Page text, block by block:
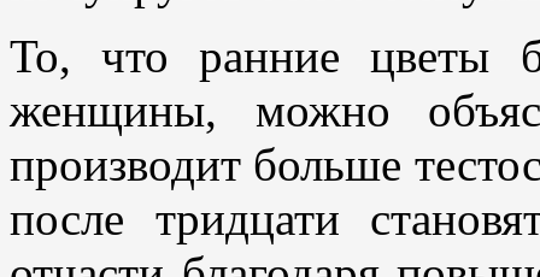
То, что ранние цветы
женщины, можно
производит больше
после тридцати